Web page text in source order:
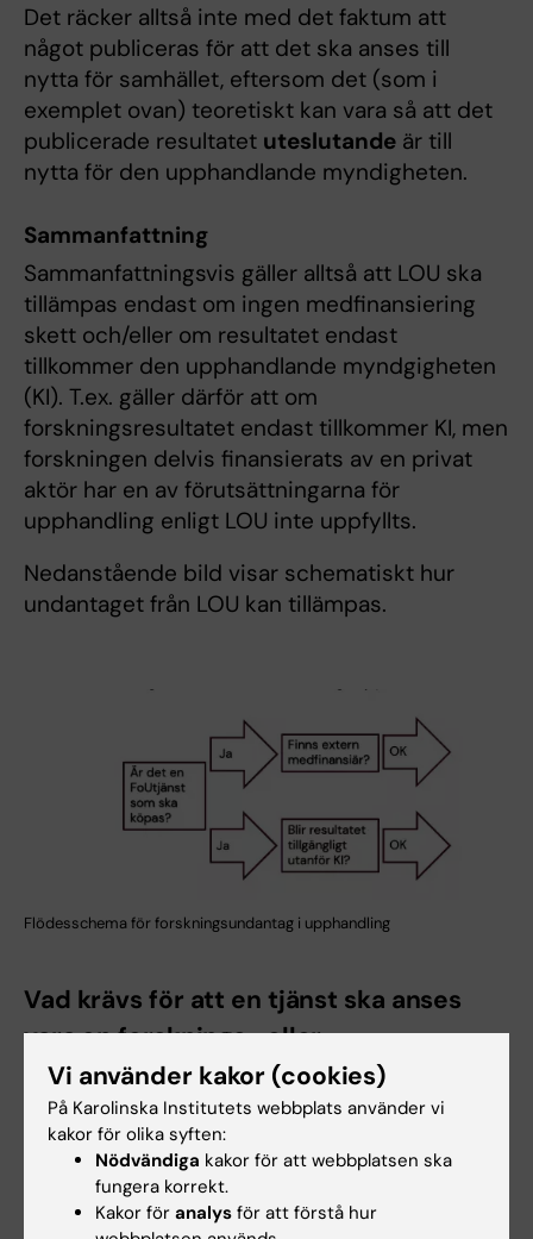
Det räcker alltså inte med det faktum att
något publiceras för att det ska anses till
nytta för samhället, eftersom det (som i
exemplet ovan) teoretiskt kan vara så att det
publicerade resultatet uteslutande är till
nytta för den upphandlande myndigheten.
Sammanfattning
Sammanfattningsvis gäller alltså att LOU ska
tillämpas endast om ingen medfinansiering
skett och/eller om resultatet endast
tillkommer den upphandlande myndgigheten
(KI). T.ex. gäller därför att om
forskningsresultatet endast tillkommer KI, men
forskningen delvis finansierats av en privat
aktör har en av förutsättningarna för
upphandling enligt LOU inte uppfyllts.
Nedanstående bild visar schematiskt hur
undantaget från LOU kan tillämpas.
Flödesschema för forskningsundantag i upphandling
Vad krävs för att en tjänst ska anses
vara en forsknings- eller
utvecklingstjänst?
I 1 kap. 5 § LOU räknas upp vilka forsknings-
och utvecklingstjänster (med CPV-kod) som
omfattas av undantaget. Det är dock inte
tillräckligt att tjänsten som önskas köpas in
Vi använder kakor (cookies)
På Karolinska Institutets webbplats använder vi
kakor för olika syften:
Nödvändiga kakor för att webbplatsen ska
fungera korrekt.
Kakor för analys för att förstå hur